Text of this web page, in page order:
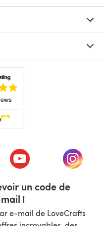
un nouvel onglet)
(s'ouvre dans un(s'ouvre
un code de
!
e-mail de LoveCrafts